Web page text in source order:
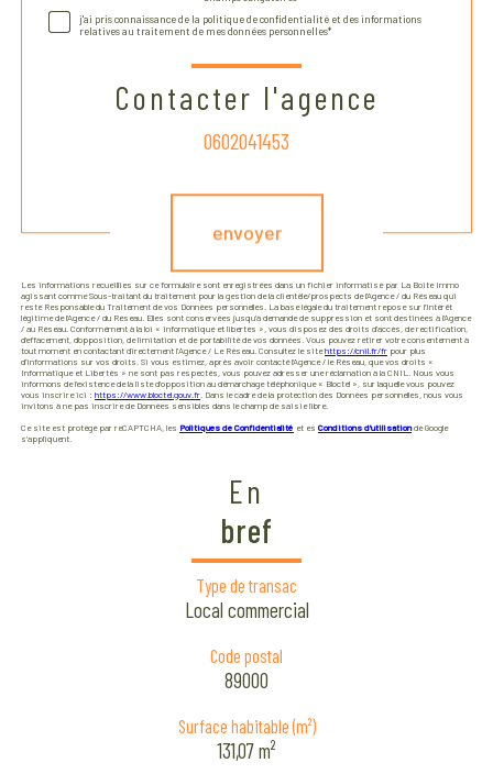
j'ai pris connaissance de la politique de confidentialité et des informations
relatives au traitement de mes données personnelles*
Contacter l'agence
0602041453
envoyer
Les informations recueillies sur ce formulaire sont enregistrées dans un fichier informatisé par La Boite Immo
agissant comme Sous-traitant du traitement pour la gestion de la clientèle/prospects de l'Agence / du Réseau qui
reste Responsable du Traitement de vos Données personnelles. La base légale du traitement repose sur l'intérêt
légitime de l'Agence / du Réseau. Elles sont conservées jusqu'à demande de suppression et sont destinées à l'Agence
/ au Réseau. Conformément à la loi « informatique et libertés », vous disposez des droits d’accès, de rectification,
d’effacement, d’opposition, de limitation et de portabilité de vos données. Vous pouvez retirer votre consentement à
tout moment en contactant directement l’Agence / Le Réseau. Consultez le sitehttps://cnil.fr/fr pour plus
d’informations sur vos droits. Si vous estimez, après avoir contacté l'Agence / le Réseau, que vos droits «
Informatique et Libertés » ne sont pas respectés, vous pouvez adresser une réclamation à la CNIL. Nous vous
informons de l’existence de la liste d'opposition au démarchage téléphonique « Bloctel », sur laquelle vous pouvez
vous inscrire ici : https://www.bloctel.gouv.fr . Dans le cadre de la protection des Données personnelles, nous vous
invitons à ne pas inscrire de Données sensibles dans le champ de saisie libre.
Ce site est protégé par reCAPTCHA, les Politiques de Confidentialité et es Conditions d'utilisationde Google
s'appliquent.
En
bref
Type de transac
Local commercial
Code postal
89000
Surface habitable (m²)
131,07 m²